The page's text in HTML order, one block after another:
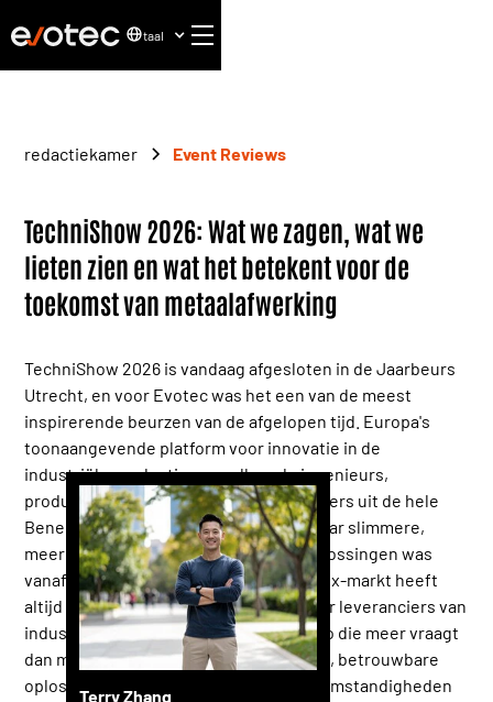
taal
redactiekamer Event Reviews
TechniShow 2026: Wat we zagen, wat we
lieten zien en wat het betekent voor de
toekomst van metaalafwerking
TechniShow 2026 is vandaag afgesloten in de Jaarbeurs
Utrecht, en voor Evotec was het een van de meest
inspirerende beurzen van de afgelopen tijd. Europa's
toonaangevende platform voor innovatie in de
industriële productie verwelkomde ingenieurs,
productieleiders en technologiebeslissers uit de hele
Benelux en daarbuiten — en de vraag naar slimmere,
meer geautomatiseerde afwerkingsoplossingen was
vanaf dag één onmiskenbaar. De Benelux-markt heeft
altijd een speciale betekenis gehad voor leveranciers van
industriële technologie. Het is een regio die meer vraagt
dan machines — het vraagt om bewezen, betrouwbare
oplossingen die onder reële productieomstandigheden
Terry Zhang